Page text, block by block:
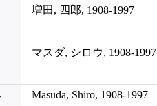
増田, 四郎, 1908-1997
マスダ, シロウ, 1908-1997
Masuda, Shiro, 1908-1997